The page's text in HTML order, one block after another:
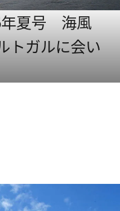
年夏号 海風
トガルに会い